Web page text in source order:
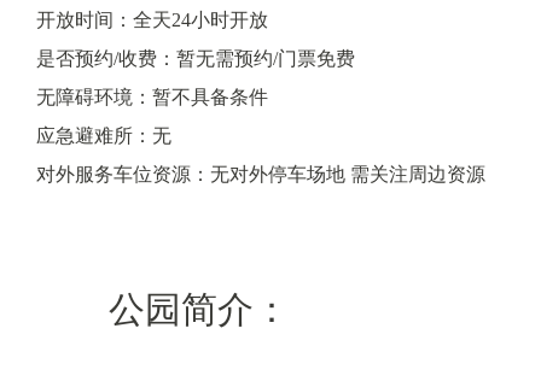
开放时间：全天24小时开放
是否预约/收费：暂无需预约/门票免费
无障碍环境：暂不具备条件
应急避难所：无
对外服务车位资源：无对外停车场地 需关注周边资源
公园简介：